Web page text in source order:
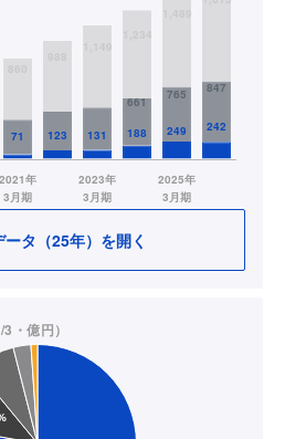
タ（25年）を開く
・億円）